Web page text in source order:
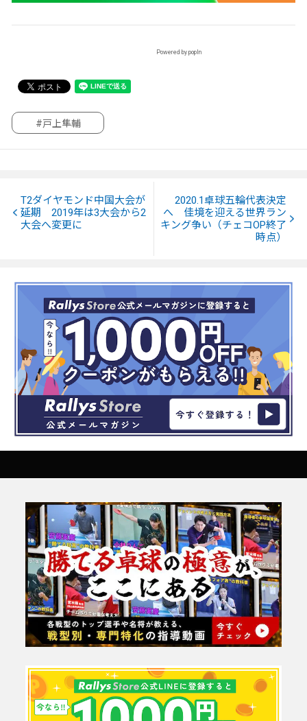
Powered by popIn
#戸上隼輔
T2ダイヤモンド中国大会が
延期 2019年は3大会から2
大会へ変更に
2020.1卓球五輪代表決定
へ 佳境を迎える世界ラン
キング争い（チェコOP終了
時点）